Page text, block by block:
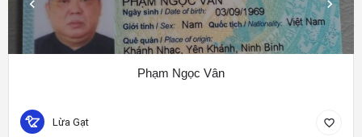
Phạm Ngọc Vân
Lừa Gạt